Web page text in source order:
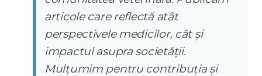
articole care reflectă atât
perspectivele medicilor, cât și
impactul asupra societății.
Mulțumim pentru contribuția și